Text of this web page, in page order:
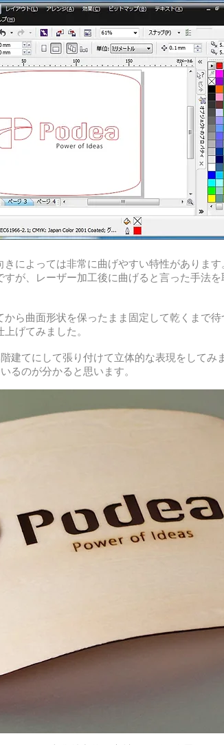
によっては非常に曲げやすい特性があります
が、レーザー加工後に曲げると言った手法
ら曲面形状を保ったまま固定して乾くまで待
げてみました。
建てにして張り付けて立体的な表現をしてみ
るのが分かると思います。